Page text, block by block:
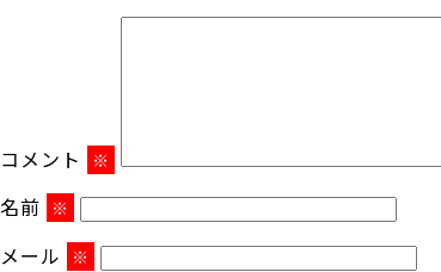
コメント ※
名前 ※
メール ※